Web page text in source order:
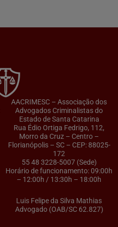
AACRIMESC – Associação dos
Advogados Criminalistas do
Estado de Santa Catarina
Rua Édio Ortiga Fedrigo, 112,
Morro da Cruz – Centro –
Florianópolis – SC – CEP: 88025-
172
55 48 3228-5007 (Sede)
Horário de funcionamento: 09:00h
– 12:00h / 13:30h – 18:00h
Luis Felipe da Silva Mathias
Advogado (OAB/SC 62.827)